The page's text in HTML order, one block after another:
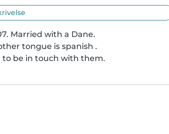
Married with a Dane.
tongue is spanish .
to be in touch with them.